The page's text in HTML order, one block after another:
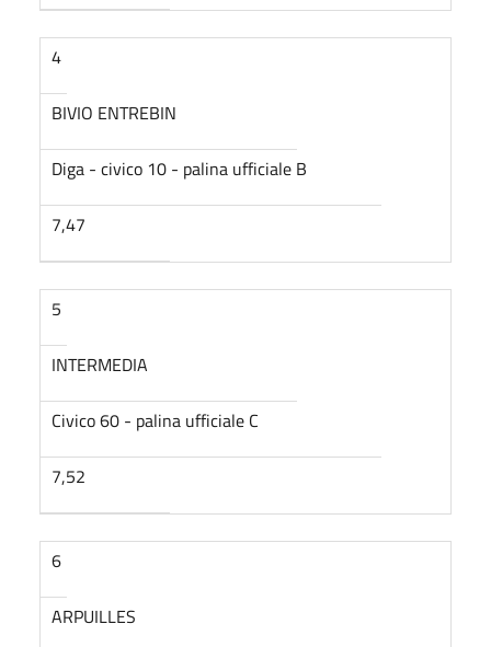
4
BIVIO ENTREBIN
Diga - civico 10 - palina ufficiale B
7,47
5
INTERMEDIA
Civico 60 - palina ufficiale C
7,52
6
ARPUILLES